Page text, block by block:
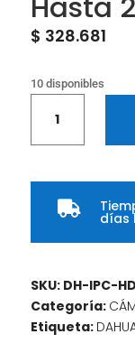
$ 328.681
10 disponibles
Domo
de
MP,Deteccion
humana,
de
visión
127°,

días
SKU: DH-IPC-
Categoría:
Etiqueta: